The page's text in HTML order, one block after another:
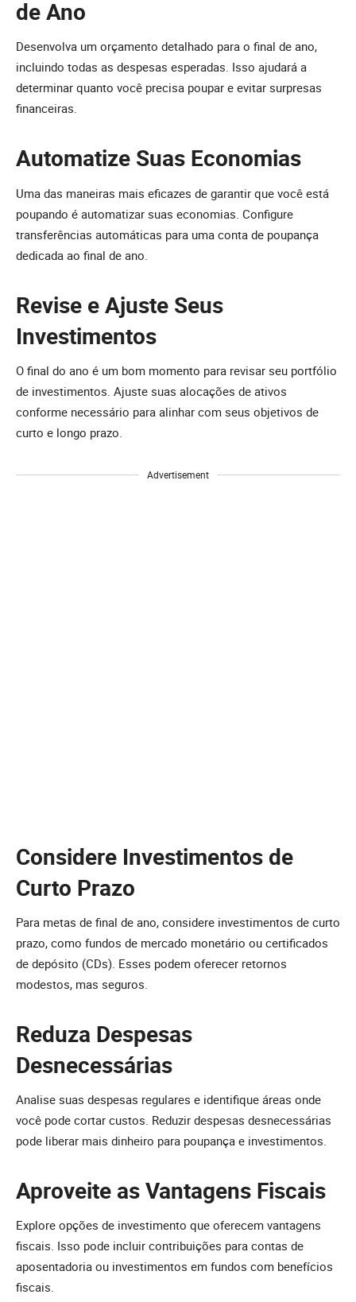
de Ano
Desenvolva um orçamento detalhado para o final de ano,
incluindo todas as despesas esperadas. Isso ajudará a
determinar quanto você precisa poupar e evitar surpresas
financeiras.
Automatize Suas Economias
Uma das maneiras mais eficazes de garantir que você está
poupando é automatizar suas economias. Configure
transferências automáticas para uma conta de poupança
dedicada ao final de ano.
Revise e Ajuste Seus
Investimentos
O final do ano é um bom momento para revisar seu portfólio
de investimentos. Ajuste suas alocações de ativos
conforme necessário para alinhar com seus objetivos de
curto e longo prazo.
Advertisement
Considere Investimentos de
Curto Prazo
Para metas de final de ano, considere investimentos de curto
prazo, como fundos de mercado monetário ou certificados
de depósito (CDs). Esses podem oferecer retornos
modestos, mas seguros.
Reduza Despesas
Desnecessárias
Analise suas despesas regulares e identifique áreas onde
você pode cortar custos. Reduzir despesas desnecessárias
pode liberar mais dinheiro para poupança e investimentos.
Aproveite as Vantagens Fiscais
Explore opções de investimento que oferecem vantagens
fiscais. Isso pode incluir contribuições para contas de
aposentadoria ou investimentos em fundos com benefícios
fiscais.